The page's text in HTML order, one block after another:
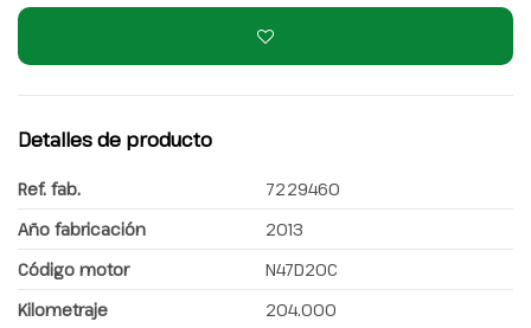
Detalles de producto
Ref. fab.
7229460
Año fabricación
2013
Código motor
N47D20C
Kilometraje
204.000